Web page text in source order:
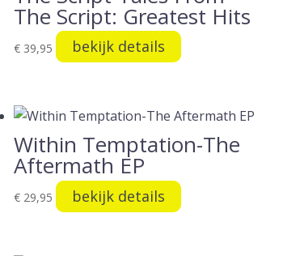
The Script: Greatest Hits
€39,95 bekijk details
Within Temptation-The
Aftermath EP
€29,95 bekijk details